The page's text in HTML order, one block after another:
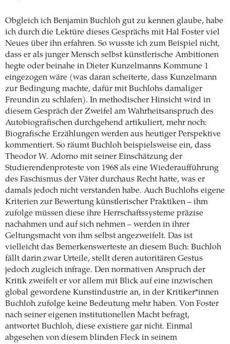
Obgleich ich Benjamin Buchloh gut zu kennen glaube, habe
ich durch die Lektüre dieses Gesprächs mit Hal Foster viel
Neues über ihn erfahren. So wusste ich zum Beispiel nicht,
dass er als junger Mensch selbst künstlerische Ambitionen
hegte oder beinahe in Dieter Kunzelmanns Kommune 1
eingezogen wäre (was daran scheiterte, dass Kunzelmann
zur Bedingung machte, dafür mit Buchlohs damaliger
Freundin zu schlafen). In methodischer Hinsicht wird in
diesem Gespräch der Zweifel am Wahrheitsanspruch des
Autobiografischen durchgehend artikuliert, mehr noch:
Biografische Erzählungen werden aus heutiger Perspektive
kommentiert. So räumt Buchloh beispielsweise ein, dass
Theodor W. Adorno mit seiner Einschätzung der
Studierendenproteste von 1968 als eine Wiederaufführung
des Faschismus der Väter durchaus Recht hatte, was er
damals jedoch nicht verstanden habe. Auch Buchlohs eigene
Kriterien zur Bewertung künstlerischer Praktiken – ihm
zufolge müssen diese ihre Herrschaftssysteme präzise
nachahmen und auf sich nehmen – werden in ihrer
Geltungsmacht von ihm selbst angezweifelt. Das ist
vielleicht das Bemerkenswerteste an diesem Buch: Buchloh
fällt darin zwar Urteile, stellt deren autoritären Gestus
jedoch zugleich infrage. Den normativen Anspruch der
Kritik zweifelt er vor allem mit Blick auf eine inzwischen
global gewordene Kunstindustrie an, in der Kritiker*innen
Buchloh zufolge keine Bedeutung mehr haben. Von Foster
nach seiner eigenen institutionellen Macht befragt,
antwortet Buchloh, diese existiere gar nicht. Einmal
abgesehen von diesem blinden Fleck in seinem